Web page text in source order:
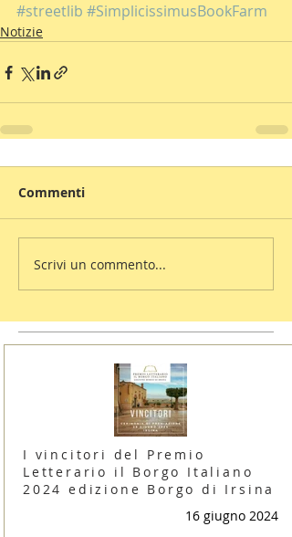
#streetlib #SimplicissimusBookFarm
Notizie
Commenti
Scrivi un commento...
I vincitori del Premio
Letterario il Borgo Italiano
2024 edizione Borgo di Irsina
16 giugno 2024